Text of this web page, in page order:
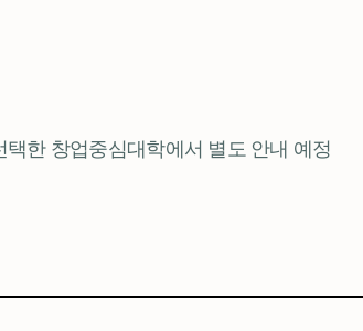
한 창업중심대학에서 별도 안내 예정